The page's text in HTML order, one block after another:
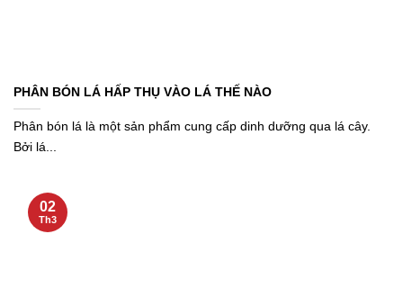
PHÂN BÓN LÁ HẤP THỤ VÀO LÁ THẾ NÀO
Phân bón lá là một sản phẩm cung cấp dinh dưỡng qua lá cây.
Bởi lá...
02
Th3